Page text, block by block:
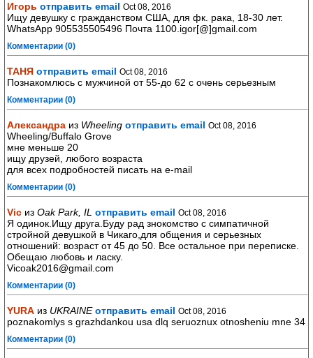
Игорь отправить email Oct 08, 2016
Ищу девушку с гражданством США, для фк. рака, 18-30 лет.
WhatsApp 905535505496 Почта 1100.igor[@]gmail.com
Комментарии (0)
ТАНЯ отправить email Oct 08, 2016
Познакомлюсь с мужчиной от 55-до 62 с очень серьезным
Комментарии (0)
Александра из Wheeling отправить email Oct 08, 2016
Wheeling/Buffalo Grove
мне меньше 20
ищу друзей, любого возраста
для всех подробностей писать на e-mail
Комментарии (0)
Vic из Oak Park, IL отправить email Oct 08, 2016
Я одинок.Ищу друга.Буду рад знокомство с симпатичной
cтройной девушкой в Чикагo,для общения и серьезных
отношений: возраст от 45 до 50. Все остальное при переписке.
Обещаю любовь и ласку.
Vicoak2016@gmail.com
Комментарии (0)
YURA из UKRAINE отправить email Oct 08, 2016
poznakomlys s grazhdankou usa dlq seruoznux otnosheniu mne 34
Комментарии (0)